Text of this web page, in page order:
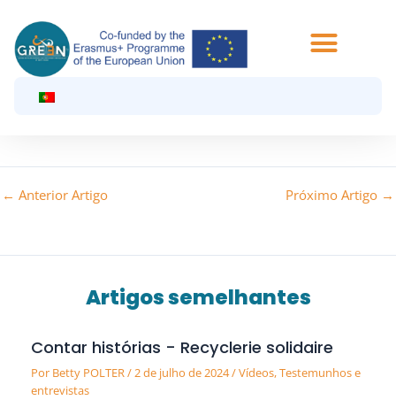
para
conteúdo
Início
Vídeos
Entrevista de Lucas Young NEET - plataforma GREEN
Início
Entrevista de Lucas Young NEET - plataforma GREEN
← Anterior Artigo Próximo Artigo →
Artigos semelhantes
Contar histórias - Recyclerie solidaire
Por Betty POLTER/2 de julho de 2024/Vídeos,Testemunhos e
entrevistas